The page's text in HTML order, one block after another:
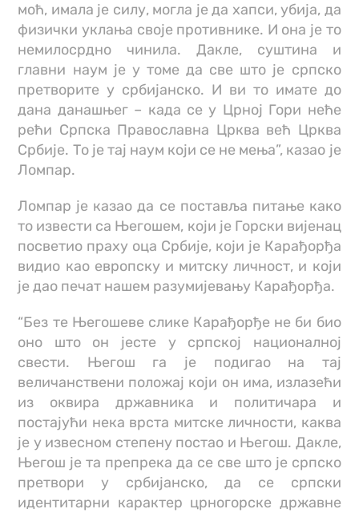
моћ, имала је силу, могла је да хапси, убија, да
физички уклања своје противнике. И она је то
немилосрдно чинила. Дакле, суштина и
главни наум је у томе да све што је српско
претворите у србијанско. И ви то имате до
дана данашњег – када се у Црној Гори неће
рећи Српска Православна Црква већ Црква
Србије. То је тај наум који се не мења”, казао је
Ломпар.
Ломпар је казао да се поставља питање како
то извести са Његошем, који је Горски вијенац
посветио праху оца Србије, који је Карађорђа
видио као европску и митску личност, и који
је дао печат нашем разумијевању Карађорђа.
“Без те Његошеве слике Карађорђе не би био
оно што он јесте у српској националној
свести. Његош га је подигао на тај
величанствени положај који он има, излазећи
из оквира државника и политичара и
постајући нека врста митске личности, каква
је у извесном степену постао и Његош. Дакле,
Његош је та препрека да се све што је српско
претвори у србијанско, да се српски
идентитарни карактер црногорске државне